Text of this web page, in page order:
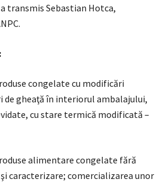
a transmis Sebastian Hotca,
congelate cu modificări
gheaţă în interiorul ambalajului,
cu stare termică modificată –
alimentare congelate fără
caracterizare; comercializarea unor